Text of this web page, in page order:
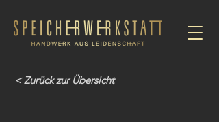
< Zurück zur Übersicht